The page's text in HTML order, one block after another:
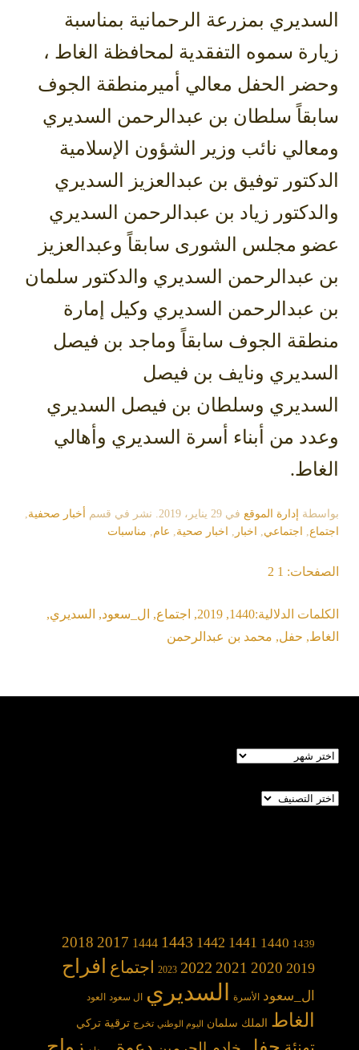
السديري بمزرعة الرحمانية بمناسبة
زيارة سموه التفقدية لمحافظة الغاط ،
وحضر الحفل معالي أميرمنطقة الجوف
سابقاً سلطان بن عبدالرحمن السديري
ومعالي نائب وزير الشؤون الإسلامية
الدكتور توفيق بن عبدالعزيز السديري
والدكتور زياد بن عبدالرحمن السديري
عضو مجلس الشورى سابقاً وعبدالعزيز
بن عبدالرحمن السديري والدكتور سلمان
بن عبدالرحمن السديري وكيل إمارة
منطقة الجوف سابقاً وماجد بن فيصل
السديري ونايف بن فيصل
السديري وسلطان بن فيصل السديري
وعدد من أبناء أسرة السديري وأهالي
الغاط.
بواسطة إدارة الموقع في 29 يناير، 2019 . نشر في قسم أخبار صحفية,
اجتماع, اجتماعي, اخبار , اخبار صحية, عام, مناسبات
الصفحات: 1
2
الكلمات الدلالية:1440
,
2019
, اجتماع, ال_سعود, السديري,
الغاط, حفل, محمد بن عبدالرحمن
الأرشيف
تصنيفات
1439
1440
1441
1442
1443
1444
2017
2018
2019
2020
2021
2022
2023 اجتماع افراح
ال_سعود الأسرة السديري ال سعود العود
الغاط الملك سلمان اليوم الوطني تخرج ترقية تركي